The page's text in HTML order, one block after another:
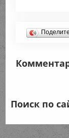
Поиск по